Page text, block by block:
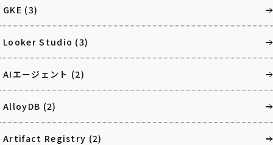
GKE (3)
Looker Studio (3)
AIエージェント (2)
AlloyDB (2)
Artifact Registry (2)